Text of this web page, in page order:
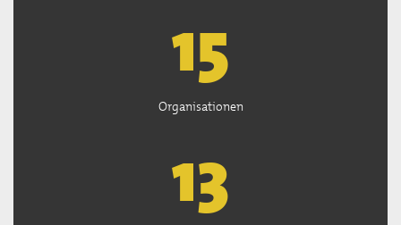
15
Organisationen
13